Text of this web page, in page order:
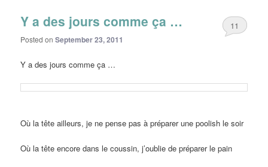
Y a des jours comme ça …
Posted onSeptember 23, 2011
11
Y a des jours comme ça …
Où la tête ailleurs, je ne pense pas à préparer une poolish le soir
Où la tête encore dans le coussin, j’oublie de préparer le pain